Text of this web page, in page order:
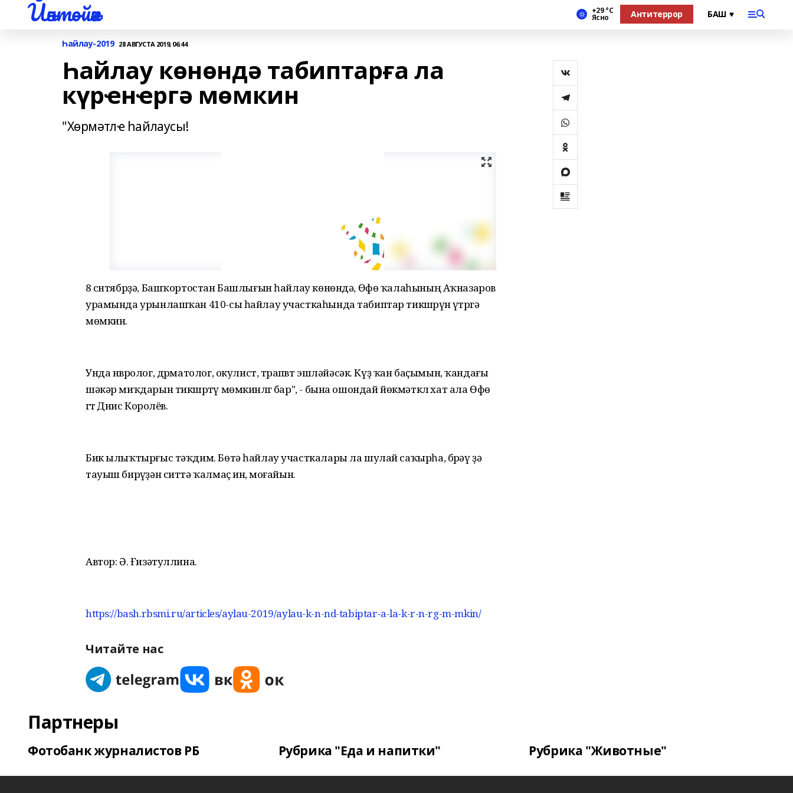
Йәнтөйәк +29 °С
Ясно Антитеррор
Һайлау-2019 28 АВГУСТА 2019, 06:44
Һайлау көнөндә табиптарға ла
күрҽнҽргә мөмкин
"Хөрмәтлҽ һайлаусы!
8 сҽнтябрҙә, Башҡортостан Башлығын һайлау көнөндә, Өфө ҡалаһының Аҡназаров
урамында урынлашҡан 410-сы һайлау участкаһында табиптар тикшҽрҽүҽн үтҽргә
мөмкин.
Унда нҽвролог, дҽрматолог, окулист, тҽрапҽвт эшләйәсәк. Күҙ ҡан баҫымын, ҡандағы
шәкәр миҡдарын тикшҽртҽү мөмкинлҽгҽ бар", - бына ошондай йөкмәткҽлҽ хат ала Өфө
ҽгҽтҽ Дҽнис Королёв.
Бик ылыҡтырғыс тәҡдим. Бөтә һайлау участкалары ла шулай саҡырһа, бҽрәү ҙә
тауыш бирҽүҙән ситтә ҡалмаҫ инҽ, моғайын.
Автор: Ә. Ғизәтуллина.
https://bash.rbsmi.ru/articles/aylau-2019/aylau-k-n-nd-tabiptar-a-la-k-r-n-rg-m-mkin/
Читайте нас
Партнеры
Фотобанк журналистов РБ Рубрика "Еда и напитки" Рубрика "Животные"